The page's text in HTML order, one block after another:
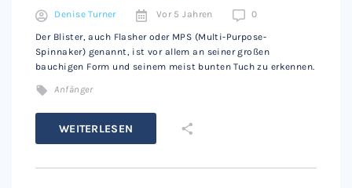
Denise Turner Vor 5 Jahren 0
Der Blister, auch Flasher oder MPS (Multi-Purpose-
Spinnaker) genannt, ist vor allem an seiner großen
bauchigen Form und seinem meist bunten Tuch zu erkennen.
Anfänger
WEITERLESEN